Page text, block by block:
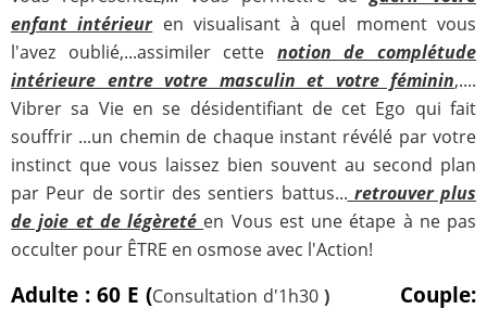
enfant intérieur en visualisant à quel moment vous
l'avez oublié,...assimiler cette notion de complétude
intérieure entre votre masculin et votre féminin,....
Vibrer sa Vie en se désidentifiant de cet Ego qui fait
souffrir ...un chemin de chaque instant révélé par votre
instinct que vous laissez bien souvent au second plan
par Peur de sortir des sentiers battus... retrouver plus
de joie et de légèreté en Vous est une étape à ne pas
occulter pour ÊTRE en osmose avec l'Action!
Adulte : 60 E (Consultation d'1h30 )
Couple: